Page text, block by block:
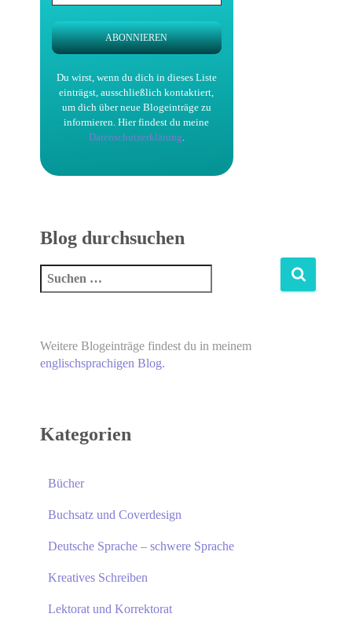
Du wirst, wenn du dich in dieses Liste
einträgst, ausschließlich kontaktiert,
um dich über neue Blogeinträge zu
informieren.Hier findest du meine
Datenschutzerklärung.
Blog durchsuchen
Weitere Blogeinträge findest du in meinem
englischsprachigen Blog.
Kategorien
Bücher
Buchsatz und Coverdesign
Deutsche Sprache – schwere Sprache
Kreatives Schreiben
Lektorat und Korrektorat